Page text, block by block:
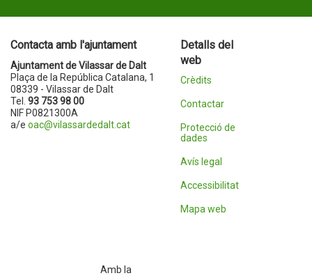
Contacta amb l'ajuntament
Ajuntament de Vilassar de Dalt
Plaça de la República Catalana, 1
08339 - Vilassar de Dalt
Tel. 93 753 98 00
NIF P0821300A
a/e oac@vilassardedalt.cat
Detalls del
web
Crèdits
Contactar
Protecció de
dades
Avís legal
Accessibilitat
Mapa web
Amb la